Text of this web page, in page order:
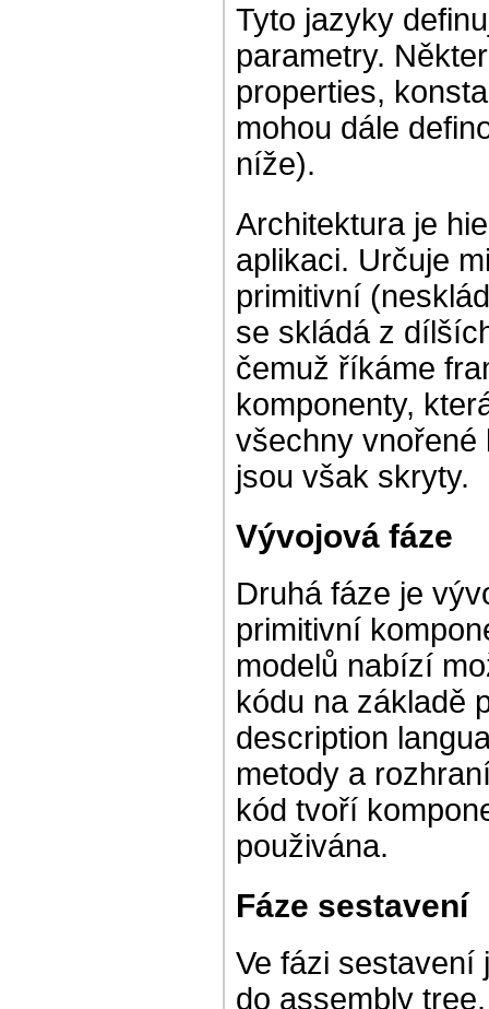
Tyto jazyky
parametry.
properties,
mohou dále
níže).
Architektura je
aplikaci. Určuje
primitivní
se skládá z
čemuž říkáme
komponenty,
všechny vnořené
jsou však skryty.
Vývojová fáze
Druhá fáze je
primitivní
modelů nabízí
kódu na základě
description
metody a
kód tvoří
použivána.
Fáze sestavení
Ve fázi sestavení
do assembly